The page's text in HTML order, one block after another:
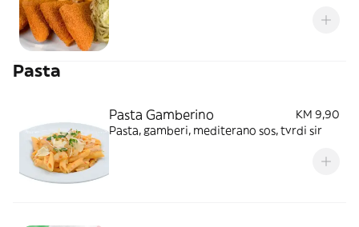
Pasta
Pasta Gamberino
KM 9,90
Pasta, gamberi, mediterano sos, tvrdi sir